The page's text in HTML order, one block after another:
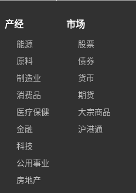
产经
能源
原料
制造业
消费品
医疗保健
金融
科技
公用事业
房地产
市场
股票
债券
货币
期货
大宗商品
沪港通